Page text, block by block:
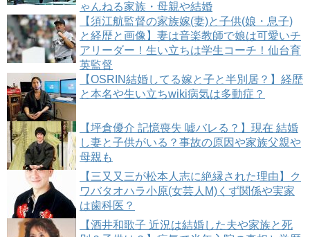
ゃんねる家族・母親や結婚
【須江航監督の家族嫁(妻)と子供(娘・息子)
と経歴と画像】妻は音楽教師で娘は可愛いチ
アリーダー！生い立ちは学生コーチ！仙台育
英監督
【OSRIN結婚してる嫁と子と半別居？】経歴
と本名や生い立ちwiki病気は多動症？
【坪倉優介 記憶喪失 嘘バレる？】現在 結婚
し妻と子供がいる？事故の原因や家族父親や
母親も
【三又又三が松本人志に絶縁された理由】ク
ワバタオハラ小原(女芸人M)くず関係や実家
は歯科医？
【酒井和歌子 近況は結婚した夫や家族と死